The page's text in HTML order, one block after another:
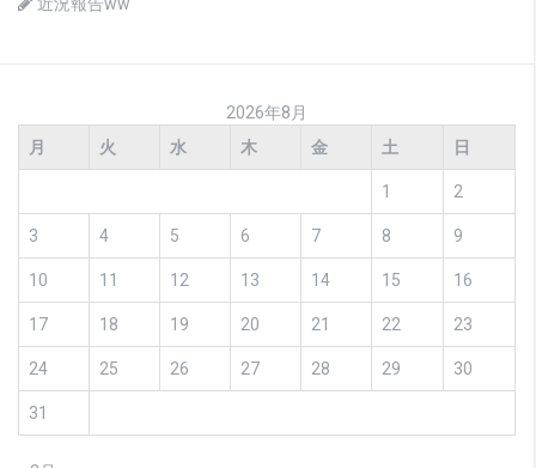
2026年8月
月
火 水 木 金 土 日
1 2
3 4 5 6 7 8 9
10 11 12 13 14 15 16
17 18 19 20 21 22 23
24 25 26 27 28 29 30
31